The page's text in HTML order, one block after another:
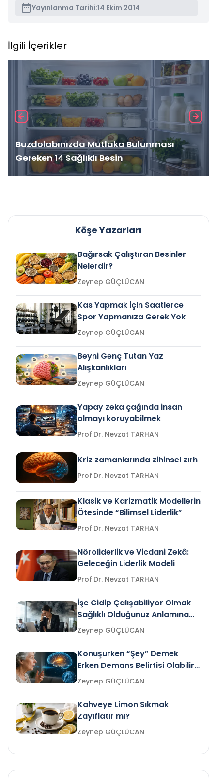
Yayınlanma Tarihi:14 Ekim 2014
İlgili İçerikler
Buzdolabınızda Mutlaka Bulunması
Gereken 14 Sağlıklı Besin
Köşe Yazarları
Bağırsak Çalıştıran Besinler
Nelerdir?
Zeynep GÜÇLÜCAN
Kas Yapmak İçin Saatlerce
Spor Yapmanıza Gerek Yok
Zeynep GÜÇLÜCAN
Beyni Genç Tutan Yaz
Alışkanlıkları
Zeynep GÜÇLÜCAN
Yapay zeka çağında insan
olmayı koruyabilmek
Prof.Dr. Nevzat TARHAN
Kriz zamanlarında zihinsel zırh
Prof.Dr. Nevzat TARHAN
Klasik ve Karizmatik Modellerin
Ötesinde “Bilimsel Liderlik”
Prof.Dr. Nevzat TARHAN
Nöroliderlik ve Vicdani Zekâ:
Geleceğin Liderlik Modeli
Prof.Dr. Nevzat TARHAN
İşe Gidip Çalışabiliyor Olmak
Sağlıklı Olduğunuz Anlamına
Gelir mi?Zeynep GÜÇLÜCAN
Konuşurken “Şey” Demek
Erken Demans Belirtisi Olabilir
mi?
Zeynep GÜÇLÜCAN
Kahveye Limon Sıkmak
Zayıflatır mı?
Zeynep GÜÇLÜCAN